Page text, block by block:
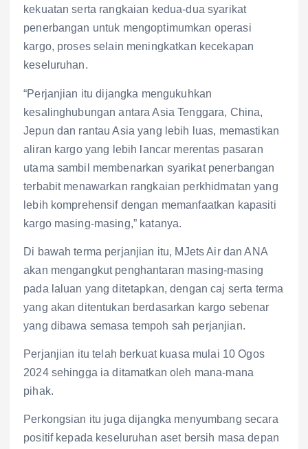
kekuatan serta rangkaian kedua-dua syarikat
penerbangan untuk mengoptimumkan operasi
kargo, proses selain meningkatkan kecekapan
keseluruhan.
“Perjanjian itu dijangka mengukuhkan
kesalinghubungan antara Asia Tenggara, China,
Jepun dan rantau Asia yang lebih luas, memastikan
aliran kargo yang lebih lancar merentas pasaran
utama sambil membenarkan syarikat penerbangan
terbabit menawarkan rangkaian perkhidmatan yang
lebih komprehensif dengan memanfaatkan kapasiti
kargo masing-masing,” katanya.
Di bawah terma perjanjian itu, MJets Air dan ANA
akan mengangkut penghantaran masing-masing
pada laluan yang ditetapkan, dengan caj serta terma
yang akan ditentukan berdasarkan kargo sebenar
yang dibawa semasa tempoh sah perjanjian.
Perjanjian itu telah berkuat kuasa mulai 10 Ogos
2024 sehingga ia ditamatkan oleh mana-mana
pihak.
Perkongsian itu juga dijangka menyumbang secara
positif kepada keseluruhan aset bersih masa depan